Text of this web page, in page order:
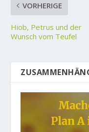
VORHERIGE
Hiob, Petrus und der
Wunsch vom Teufel